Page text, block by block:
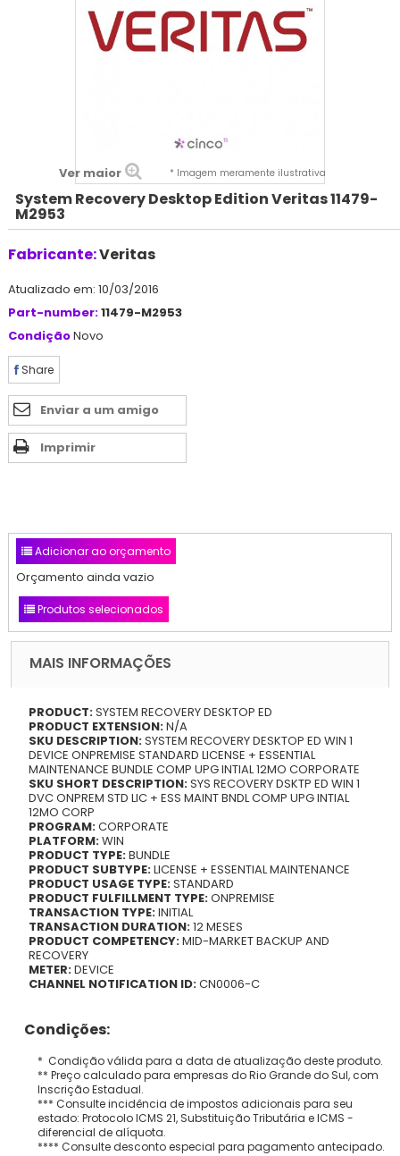
Ver maior * Imagem meramente ilustrativa
System Recovery Desktop Edition Veritas 11479-
M2953
Fabricante:Veritas
Atualizado em: 10/03/2016
Part-number:11479-M2953
CondiçãoNovo
Share
Enviar a um amigo
Imprimir
Adicionar ao orçamento
Orçamento ainda vazio
Produtos selecionados
MAIS INFORMAÇÕES
PRODUCT:SYSTEM RECOVERY DESKTOP ED
PRODUCT EXTENSION:N/A
SKU DESCRIPTION:SYSTEM RECOVERY DESKTOP ED WIN 1
DEVICE ONPREMISE STANDARD LICENSE + ESSENTIAL
MAINTENANCE BUNDLE COMP UPG INTIAL 12MO CORPORATE
SKU SHORT DESCRIPTION:SYS RECOVERY DSKTP ED WIN 1
DVC ONPREM STD LIC + ESS MAINT BNDL COMP UPG INTIAL
12MO CORP
PROGRAM:CORPORATE
PLATFORM:WIN
PRODUCT TYPE:BUNDLE
PRODUCT SUBTYPE:LICENSE + ESSENTIAL MAINTENANCE
PRODUCT USAGE TYPE:STANDARD
PRODUCT FULFILLMENT TYPE:ONPREMISE
TRANSACTION TYPE:INITIAL
TRANSACTION DURATION:12 MESES
PRODUCT COMPETENCY:MID-MARKET BACKUP AND
RECOVERY
METER:DEVICE
CHANNEL NOTIFICATION ID:CN0006-C
Condições:
* Condição válida para a data de atualização deste produto.
** Preço calculado para empresas do Rio Grande do Sul, com
Inscrição Estadual.
*** Consulte incidência de impostos adicionais para seu
estado: Protocolo ICMS 21, Substituição Tributária e ICMS -
diferencial de alíquota.
**** Consulte desconto especial para pagamento antecipado.